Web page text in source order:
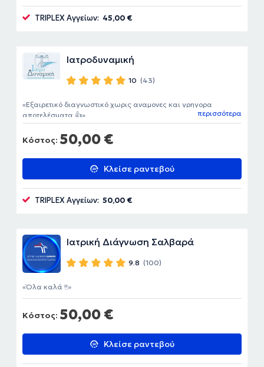
TRIPLEX Αγγείων: 45,00 €
Ιατροδυναμική
10 (43)
Κόστος: 50,00 €
Κλείσε ραντεβού
Εξαιρετικό διαγνωστικό χωρις αναμονες και γρηγορα
αποτελέσματα 👍
περισσότερα
TRIPLEX Αγγείων: 50,00 €
Ιατρική Διάγνωση Σαλβαρά
9.8 (100)
Κόστος: 50,00 €
Κλείσε ραντεβού
Όλα καλά !!